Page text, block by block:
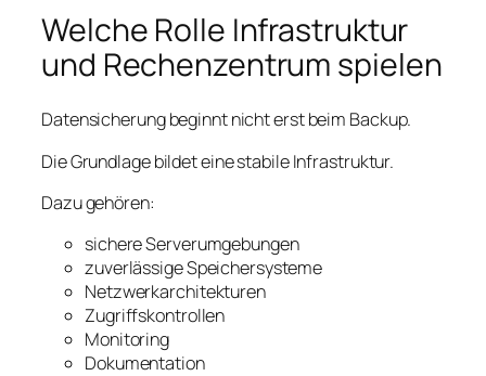
Welche Rolle Infrastruktur
und Rechenzentrum spielen
Datensicherung beginnt nicht erst beim Backup.
Die Grundlage bildet eine stabile Infrastruktur.
Dazu gehören:
sichere Serverumgebungen
zuverlässige Speichersysteme
Netzwerkarchitekturen
Zugriffskontrollen
Monitoring
Dokumentation